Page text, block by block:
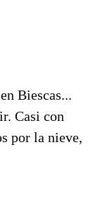
Biescas...
Casi con
por la nieve,